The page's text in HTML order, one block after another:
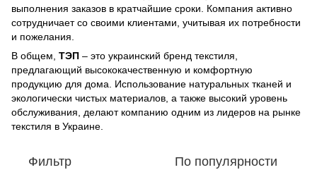
выполнения заказов в кратчайшие сроки. Компания активно
сотрудничает со своими клиентами, учитывая их потребности
и пожелания.
В общем, ТЭП – это украинский бренд текстиля,
предлагающий высококачественную и комфортную
продукцию для дома. Использование натуральных тканей и
экологически чистых материалов, а также высокий уровень
обслуживания, делают компанию одним из лидеров на рынке
текстиля в Украине.
Фильтр По популярности